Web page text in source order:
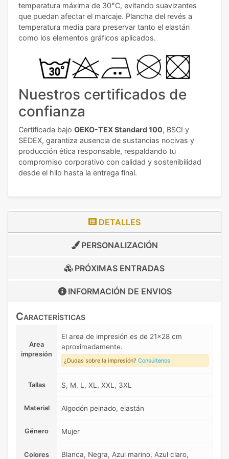
temperatura máxima de 30°C, evitando suavizantes
que puedan afectar el marcaje. Plancha del revés a
temperatura media para preservar tanto el elastán
como los elementos gráficos aplicados.
Nuestros certificados de
confianza
Certificada bajo OEKO-TEX Standard 100, BSCI y
SEDEX, garantiza ausencia de sustancias nocivas y
producción ética responsable, respaldando tu
compromiso corporativo con calidad y sostenibilidad
desde el hilo hasta la entrega final.
DETALLES
PERSONALIZACIÓN
PRÓXIMAS ENTRADAS
INFORMACIÓN DE ENVIOS
Características
Area
impresión
El area de impresión es de 21x28 cm
aproximadamente.
¿Dudas sobre la impresión? Consúltenos
Tallas S, M, L, XL, XXL, 3XL
Material Algodón peinado, elastán
Género Mujer
Colores
Blanca, Negra, Azul marino, Azul claro,